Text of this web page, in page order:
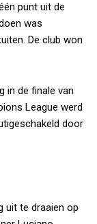
punt uit de
was
De club won
in de finale van
League werd
door
uit te draaien op